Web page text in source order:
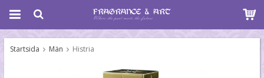
Startsida Män Histria